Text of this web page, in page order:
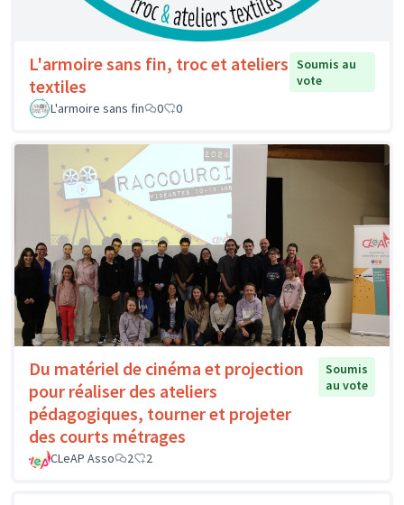
L'armoire sans fin, troc et ateliers
textiles
Soumis au
vote
L'armoire sans fin
0 0
Du matériel de cinéma et projection
pour réaliser des ateliers
pédagogiques, tourner et projeter
des courts métrages
Soumis
au vote
CLeAP Asso 2 2